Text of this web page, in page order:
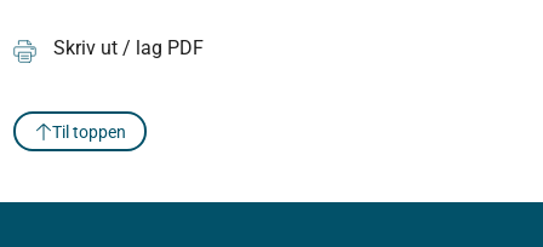
Skriv ut / lag PDF
Til toppen